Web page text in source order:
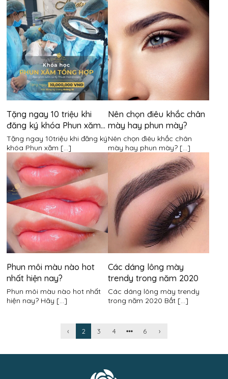
Tặng ngay 10 triệu khi
đăng ký khóa Phun xăm
Tổng hợp
Tặng ngay 10triệu khi đăng ký
khóa Phun xăm [...]
Nên chọn điêu khắc chân
mày hay phun mày?
Nên chọn điêu khắc chân
mày hay phun mày? [...]
Phun môi màu nào hot
nhất hiện nay?
Phun môi màu nào hot nhất
hiện nay? Hãy [...]
Các dáng lông mày
trendy trong năm 2020
Các dáng lông mày trendy
trong năm 2020 Bắt [...]
‹ 2 3 4 6 ›